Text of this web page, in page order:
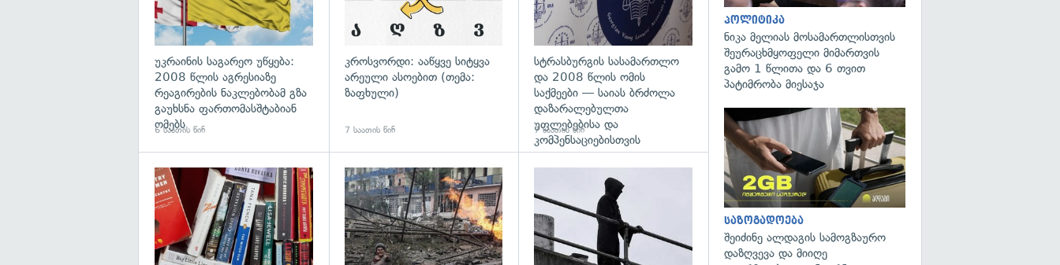
უკრაინის საგარეო უწყება:
2008 წლის აგრესიაზე
რეაგირების ნაკლებობამ გზა
გაუხსნა ფართომასშტაბიან
ომებს
6 საათის წინ
კროსვორდი: ააწყვე სიტყვა
არეული ასოებით (თემა:
ზაფხული)
7 საათის წინ
სტრასბურგის სასამართლო
და 2008 წლის ომის
საქმეები — საიას ბრძოლა
დაზარალებულთა
უფლებებისა და
კომპენსაციებისთვის
7 საათის წინ
გადახედვა გადახედვა
პოლიტიკა
ნიკა მელიას მოსამართლისთვის
შეურაცხმყოფელი მიმართვის
გამო 1 წლითა და 6 თვით
პატიმრობა მიესაჯა
საზოგადოება
შეიძინე ალდაგის სამოგზაურო
დაზღვევა და მიიღე